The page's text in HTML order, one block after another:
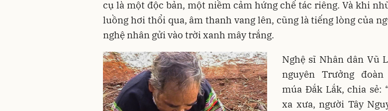
cụ là một độc bản, một niềm cảm hứng chế tác riêng. Và khi
luồng hơi thổi qua, âm thanh vang lên, cũng là tiếng lòng của
nghệ nhân gửi vào trời xanh mây trắng.
Nghệ sĩ Nhân dân Vũ
nguyên Trưởng đoàn
múa Đắk Lắk, chia sẻ:
xa xưa, người Tây